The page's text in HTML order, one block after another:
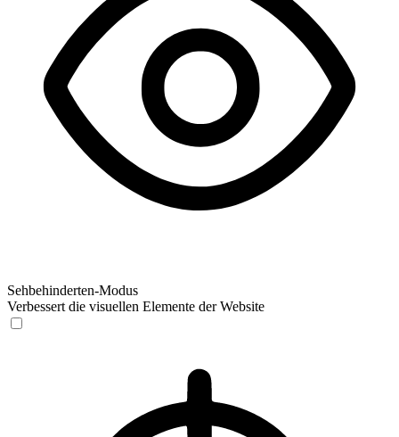
Sehbehinderten-Modus
Verbessert die visuellen Elemente der Website